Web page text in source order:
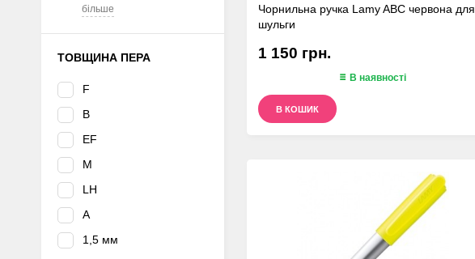
більше
ТОВЩИНА ПЕРА
F
B
EF
M
LH
A
1,5 мм
Чорнильна ручка Lamy ABC червона для
шульги
1 150 грн.
В наявності
В КОШИК